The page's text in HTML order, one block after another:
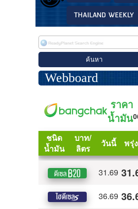
THAILAND WEEKLY
Webboard